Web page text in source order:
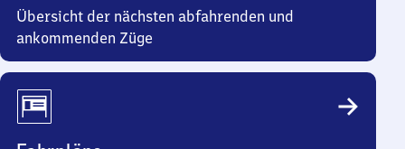
Übersicht der nächsten abfahrenden und
ankommenden Züge